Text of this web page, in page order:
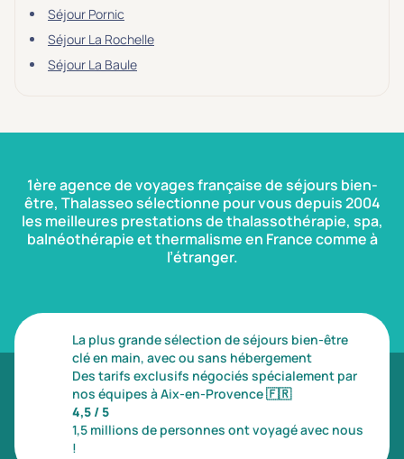
Séjour Pornic
Séjour La Rochelle
Séjour La Baule
1ère agence de voyages française de séjours bien-
être, Thalasseo sélectionne pour vous depuis 2004
les meilleures prestations de thalassothérapie, spa,
balnéothérapie et thermalisme en France comme à
l’étranger.
La plus grande sélection de séjours bien-être
clé en main, avec ou sans hébergement
Des tarifs exclusifs négociés spécialement par
nos équipes à Aix-en-Provence🇫🇷
4,5 / 5
1,5 millions de personnes ont voyagé avec nous
!